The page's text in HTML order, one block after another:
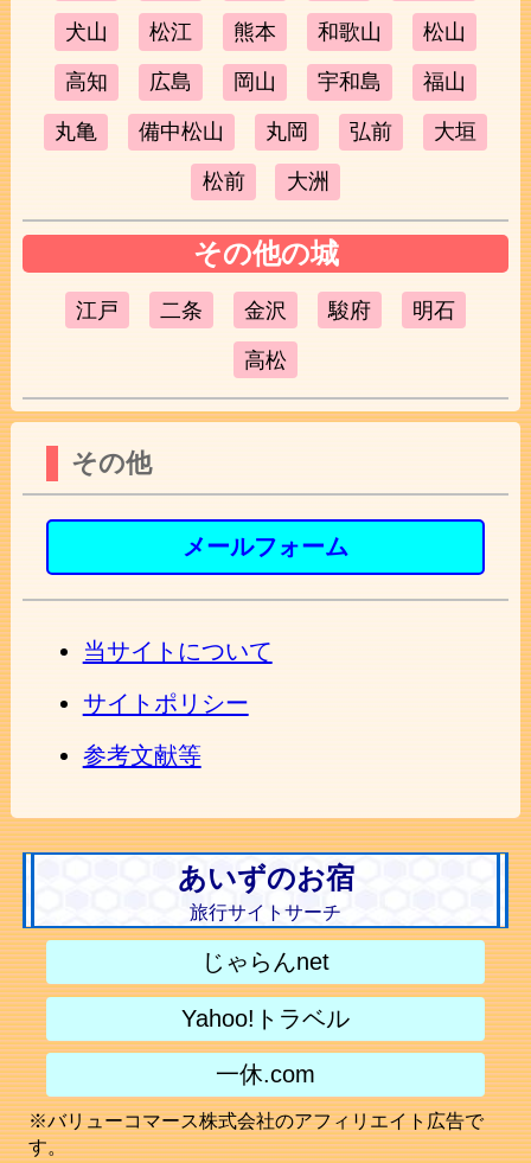
犬山 松江 熊本 和歌山 松山
高知 広島 岡山 宇和島 福山
丸亀 備中松山 丸岡 弘前 大垣
松前 大洲
その他の城
江戸 二条 金沢 駿府 明石
高松
その他
メールフォーム
当サイトについて
サイトポリシー
参考文献等
あいずのお宿
旅行サイトサーチ
じゃらんnet
Yahoo!トラベル
一休.com
※バリューコマース株式会社のアフィリエイト広告で
す。